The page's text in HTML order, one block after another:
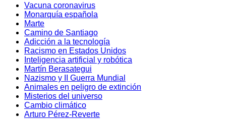
Vacuna coronavirus
Monarquía española
Marte
Camino de Santiago
Adicción a la tecnología
Racismo en Estados Unidos
Inteligencia artificial y robótica
Martín Berasategui
Nazismo y II Guerra Mundial
Animales en peligro de extinción
Misterios del universo
Cambio climático
Arturo Pérez-Reverte